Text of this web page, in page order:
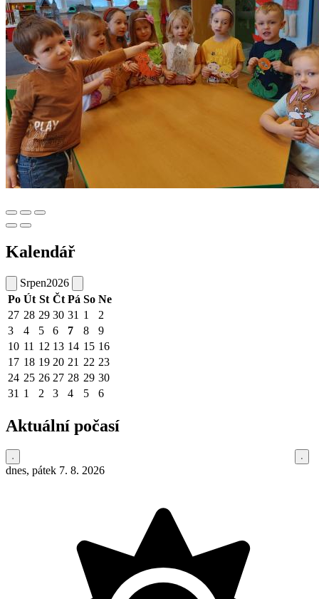
Kalendář
Srpen2026
Po Út St Čt Pá So Ne
27 28 29 30 31 1
2
3
4 5 6 7 8
9
10 11 12 13 14 15 16
17 18 19 20 21 22 23
24 25 26 27 28 29 30
31 1 2 3 4 5 6
Aktuální počasí
dnes, pátek 7. 8. 2026